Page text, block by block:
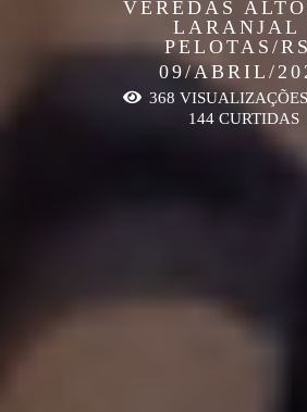
VEREDAS
LARANJAL
PELOTAS/RS
09/ABRIL/
368 VISUALIZAÇÕES
144 CURTIDAS